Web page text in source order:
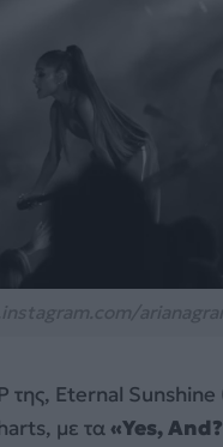
της, Eternal
με τα«Yes,